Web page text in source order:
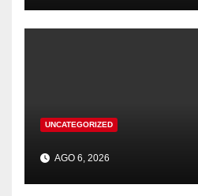
UNCATEGORIZED
AGO 6, 2026